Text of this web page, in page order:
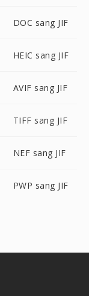
DOC sang JIF
HEIC sang JIF
AVIF sang JIF
TIFF sang JIF
NEF sang JIF
PWP sang JIF